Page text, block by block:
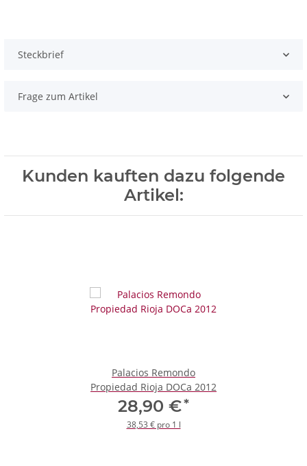
Steckbrief
Frage zum Artikel
Kunden kauften dazu folgende
Artikel:
Palacios Remondo
Propiedad Rioja DOCa 2012
28,90 €*
38,53 € pro 1 l